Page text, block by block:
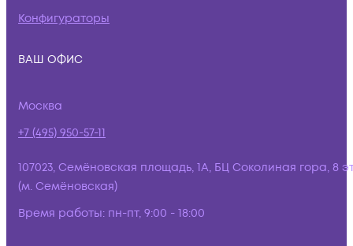
Конфигураторы
ВАШ ОФИС
Москва
+7 (495) 950-57-11
107023, Семёновская площадь, 1А, БЦ Соколиная гора, 8
(м. Семёновская)
Время работы: пн-пт, 9:00 - 18:00